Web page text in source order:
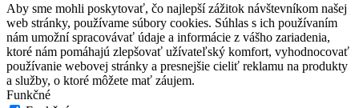
Aby sme mohli poskytovať, čo najlepší zážitok návštevníkom našej
web stránky, používame súbory cookies. Súhlas s ich používaním
nám umožní spracovávať údaje a informácie z vášho zariadenia,
ktoré nám pomáhajú zlepšovať užívateľský komfort, vyhodnocovať
používanie webovej stránky a presnejšie cieliť reklamu na produkty
a služby, o ktoré môžete mať záujem.
Funkčné